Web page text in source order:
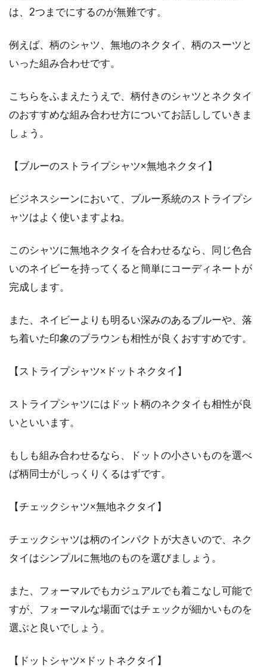
は、2つまでにするのが無難です。
例えば、柄のシャツ、無地のネクタイ、柄のスーツと
いった組み合わせです。
こちらをふまえたうえで、柄付きのシャツとネクタイ
のおすすめな組み合わせ方についてお話ししていきま
しょう。
【ブルーのストライプシャツ×無地ネクタイ】
ビジネスシーンにおいて、ブルー系統のストライプシ
ャツはよく使いますよね。
このシャツに無地ネクタイを合わせるなら、同じ色合
いのネイビーを持ってくると簡単にコーディネートが
完成します。
また、ネイビーよりも明るい深みのあるブルーや、落
ち着いた印象のブラウンも相性が良くおすすめです。
【ストライプシャツ×ドットネクタイ】
ストライプシャツにはドット柄のネクタイも相性が良
いといいます。
もしも組み合わせるなら、ドットの小さいものを選べ
ば柄同士がしっくりくるはずです。
【チェックシャツ×無地ネクタイ】
チェックシャツは柄のインパクトが大きいので、ネク
タイはシンプルに無地のものを選びましょう。
また、フォーマルでもカジュアルでも着こなし可能で
すが、フォーマルな場面ではチェックが細かいものを
選ぶと良いでしょう。
【ドットシャツ×ドットネクタイ】